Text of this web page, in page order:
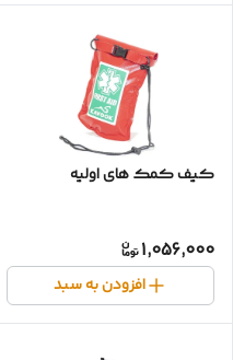
کیف کمک های اولیه
1,056,000
افزودن به سبد